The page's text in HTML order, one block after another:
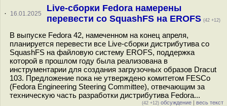
· 16.01.2025
Live-сборки Fedora намерены
перевести со SquashFS на EROFS (42 +12)
В выпуске Fedora 42, намеченном на конец апреля,
планируется перевести все Live-сборки дистрибутива со
SquashFS на файловую систему EROFS, поддержка
которой в прошлом году была реализована в
инструментарии для создания загрузочных образов Dracut
103. Предложение пока не утверждено комитетом FESCo
(Fedora Engineering Steering Committee), отвечающим за
техническую часть разработки дистрибутива Fedora...
(42 +12) обсуждение | весь текст